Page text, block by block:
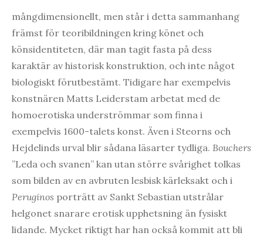
mångdimensionellt, men står i detta sammanhang
främst för teoribildningen kring könet och
könsidentiteten, där man tagit fasta på dess
karaktär av historisk konstruktion, och inte något
biologiskt förutbestämt. Tidigare har exempelvis
konstnären Matts Leiderstam arbetat med de
homoerotiska underströmmar som finna i
exempelvis 1600-talets konst. Även i Steorns och
Hejdelinds urval blir sådana läsarter tydliga. Bouchers
”Leda och svanen” kan utan större svårighet tolkas
som bilden av en avbruten lesbisk kärleksakt och i
Peruginos porträtt av Sankt Sebastian utstrålar
helgonet snarare erotisk upphetsning än fysiskt
lidande. Mycket riktigt har han också kommit att bli